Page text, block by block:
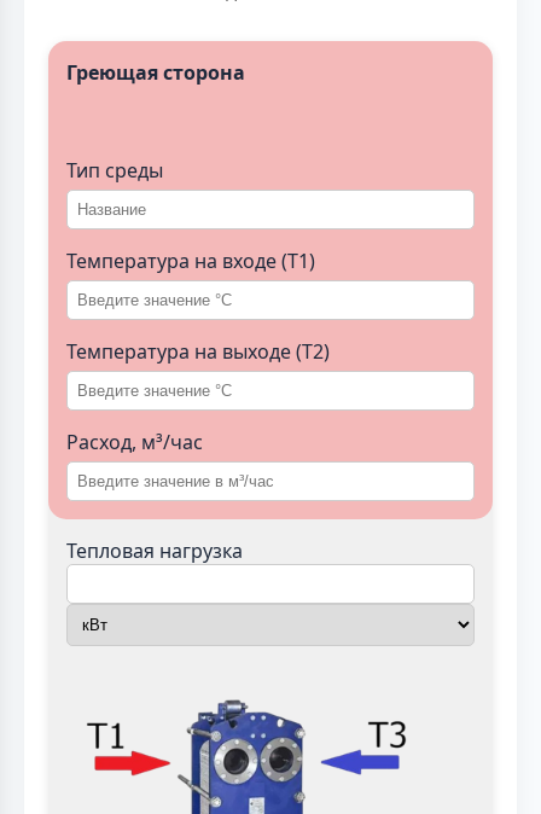
Греющая сторона
Тип среды
Температура на входе (T1)
Температура на выходе (T2)
Расход, м³/час
Тепловая нагрузка